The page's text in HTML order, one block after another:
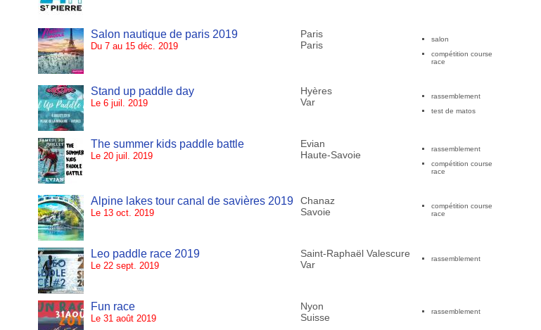
Salon nautique de paris 2019
Du 7 au 15 déc. 2019
Paris
Paris
salon
compétition course
race
Stand up paddle day
Le 6 juil. 2019
Hyères
Var
rassemblement
test de matos
The summer kids paddle battle
Le 20 juil. 2019
Evian
Haute-Savoie
rassemblement
compétition course
race
Alpine lakes tour canal de savières 2019
Le 13 oct. 2019
Chanaz
Savoie
compétition course
race
Leo paddle race 2019
Le 22 sept. 2019
Saint-Raphaël Valescure
Var
rassemblement
Fun race
Le 31 août 2019
Nyon
Suisse
rassemblement